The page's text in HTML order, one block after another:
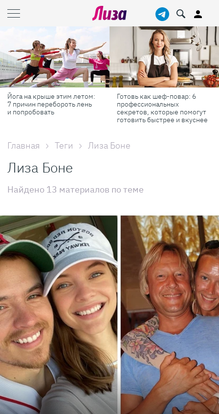
Йога на крыше этим летом:
7 причин перебороть лень
и попробовать
Готовь как шеф-повар: 6
профессиональных
секретов, которые помогут
готовить быстрее и вкуснее
Главная Теги Лиза Боне
Лиза Боне
Найдено 13 материалов по теме